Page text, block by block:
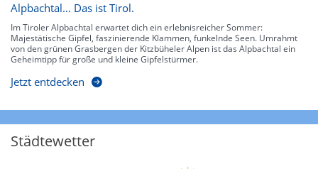
Alpbachtal… Das ist Tirol.
Im Tiroler Alpbachtal erwartet dich ein erlebnisreicher Sommer:
Majestätische Gipfel, faszinierende Klammen, funkelnde Seen. Umrahmt
von den grünen Grasbergen der Kitzbüheler Alpen ist das Alpbachtal ein
Geheimtipp für große und kleine Gipfelstürmer.
Jetzt entdecken
Städtewetter